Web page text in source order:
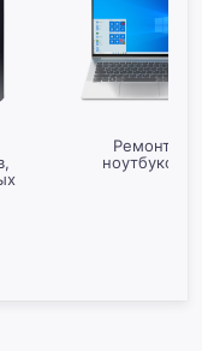
Ремонт
ноутбуков